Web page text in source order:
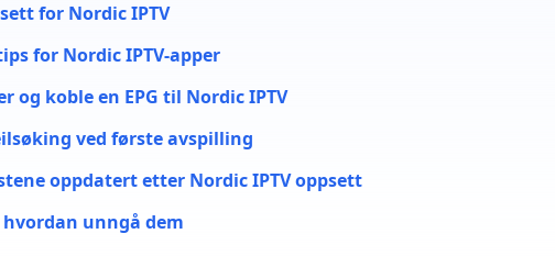
for Nordic IPTV
for Nordic IPTV-apper
og koble en EPG til Nordic IPTV
ved første avspilling
oppdatert etter Nordic IPTV oppsett
unngå dem